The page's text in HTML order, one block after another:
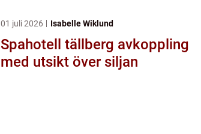
01 juli 2026 Isabelle Wiklund
Spahotell tällberg avkoppling
med utsikt över siljan